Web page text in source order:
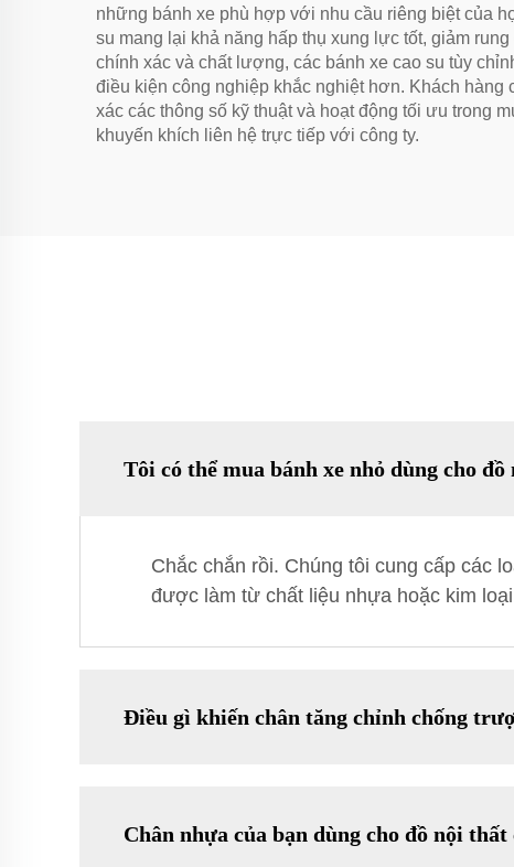
những bánh xe phù hợp với nhu cầu riêng biệt của
su mang lại khả năng hấp thụ xung lực tốt, giảm
chính xác và chất lượng, các bánh xe cao su tùy
điều kiện công nghiệp khắc nghiệt hơn. Khách
xác các thông số kỹ thuật và hoạt động tối ưu trong
khuyến khích liên hệ trực tiếp với công ty.
Tôi có thể mua bánh xe nhỏ dùng cho
Chắc chắn rồi. Chúng tôi cung cấp các
được làm từ chất liệu nhựa hoặc kim
Điều gì khiến chân tăng chỉnh chống
Chân nhựa của bạn dùng cho đồ nội thất